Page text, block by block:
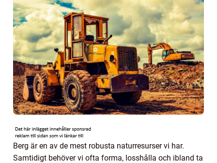
Berg är en av de mest robusta naturresurser vi har.
Samtidigt behöver vi ofta forma, losshålla och ibland ta